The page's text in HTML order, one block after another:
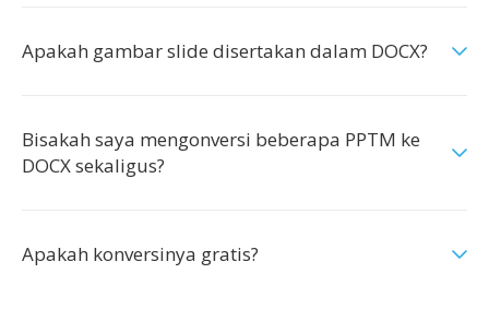
Apakah gambar slide disertakan dalam DOCX?
Bisakah saya mengonversi beberapa PPTM ke
DOCX sekaligus?
Apakah konversinya gratis?